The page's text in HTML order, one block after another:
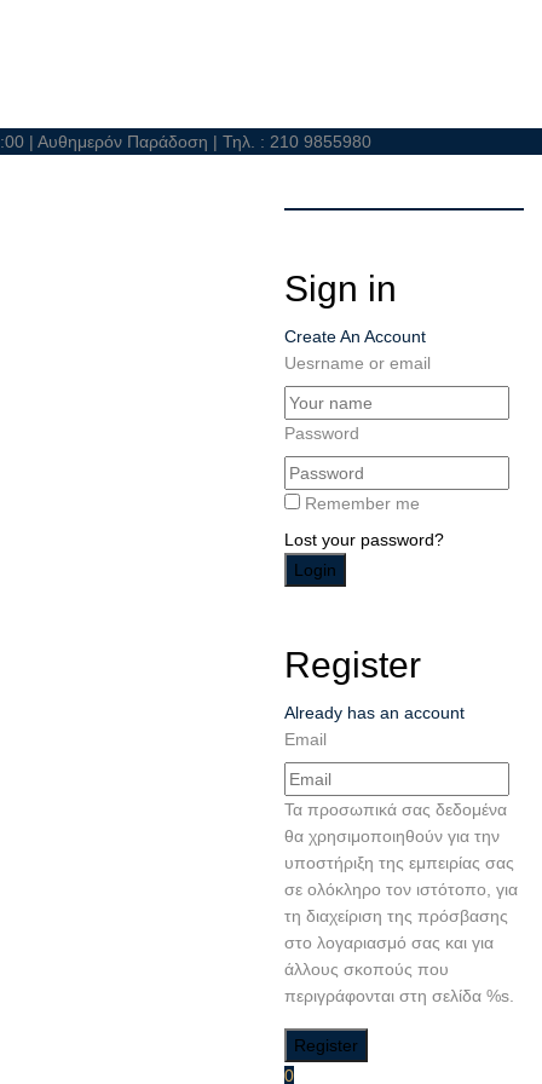
| Αυθημερόν Παράδοση | Τηλ. : 210 9855980
Sign in
Create An Account
Uesrname or email
Password
Remember me
Lost your password?
Register
Already has an account
Email
Τα προσωπικά σας δεδομένα
θα χρησιμοποιηθούν για την
υποστήριξη της εμπειρίας σας
σε ολόκληρο τον ιστότοπο, για
τη διαχείριση της πρόσβασης
στο λογαριασμό σας και για
άλλους σκοπούς που
περιγράφονται στη σελίδα %s.
0